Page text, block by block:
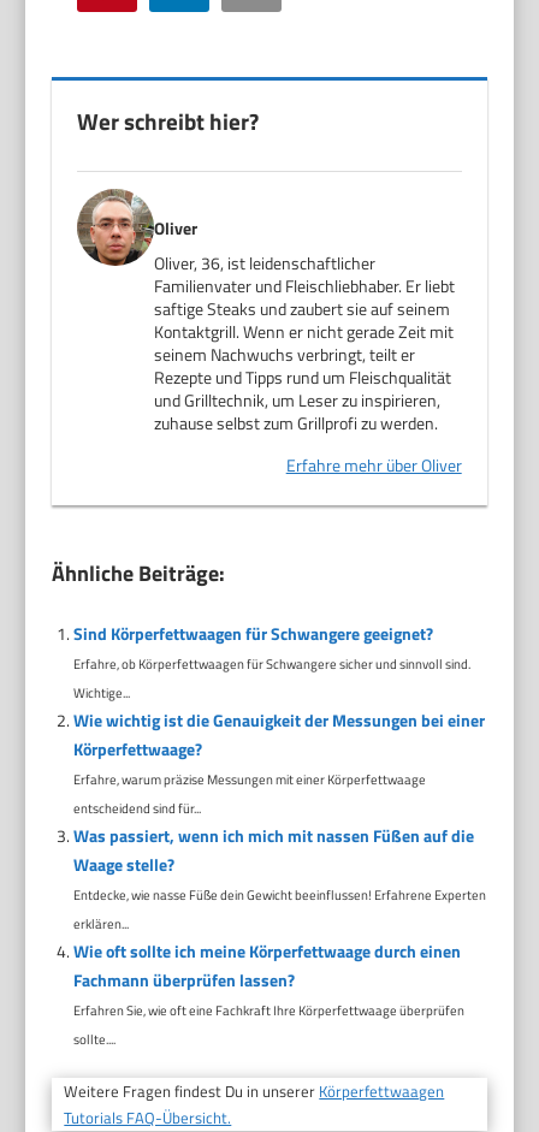
Wer schreibt hier?
Oliver
Oliver, 36, ist leidenschaftlicher
Familienvater und Fleischliebhaber. Er liebt
saftige Steaks und zaubert sie auf seinem
Kontaktgrill. Wenn er nicht gerade Zeit mit
seinem Nachwuchs verbringt, teilt er
Rezepte und Tipps rund um Fleischqualität
und Grilltechnik, um Leser zu inspirieren,
zuhause selbst zum Grillprofi zu werden.
Erfahre mehr über Oliver
Ähnliche Beiträge:
Sind Körperfettwaagen für Schwangere geeignet?
Erfahre, ob Körperfettwaagen für Schwangere sicher und sinnvoll sind.
Wichtige...
Wie wichtig ist die Genauigkeit der Messungen bei einer
Körperfettwaage?
Erfahre, warum präzise Messungen mit einer Körperfettwaage
entscheidend sind für...
Was passiert, wenn ich mich mit nassen Füßen auf die
Waage stelle?
Entdecke, wie nasse Füße dein Gewicht beeinflussen! Erfahrene Experten
erklären...
Wie oft sollte ich meine Körperfettwaage durch einen
Fachmann überprüfen lassen?
Erfahren Sie, wie oft eine Fachkraft Ihre Körperfettwaage überprüfen
sollte....
Weitere Fragen findest Du in unserer Körperfettwaagen
Tutorials FAQ-Übersicht.